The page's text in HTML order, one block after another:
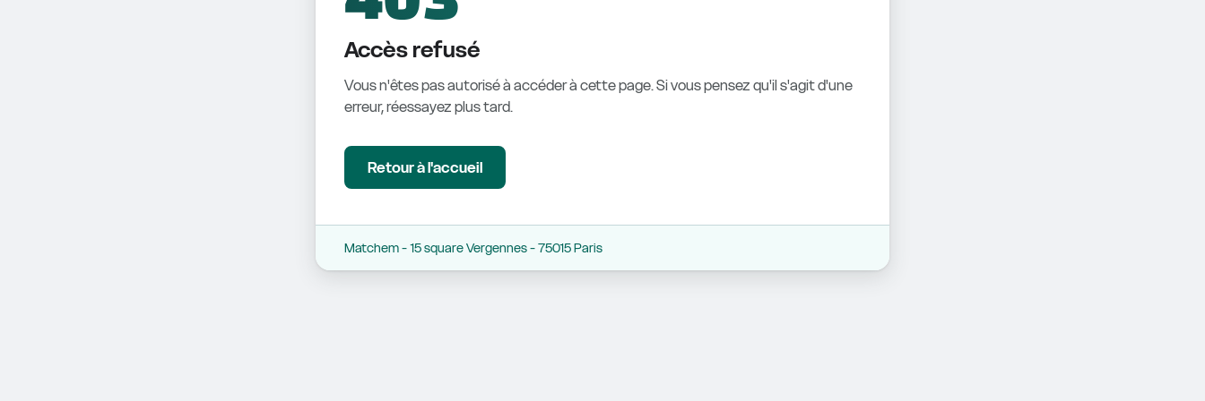
Accès refusé
Vous n'êtes pas autorisé à accéder à cette page. Si vous pensez qu'il s'agit d'une
erreur, réessayez plus tard.
Retour à l'accueil
Matchem - 15 square Vergennes - 75015 Paris